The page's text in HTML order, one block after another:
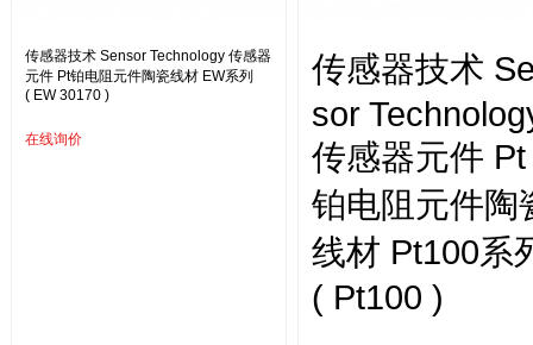
传感器技术 Sensor Technology 传感器
元件 Pt铂电阻元件陶瓷线材 EW系列
( EW 30170 )
在线询价
传感器技术
sor
传感器元件 Pt
铂电阻元件陶
线材 Pt100系
( Pt100 )